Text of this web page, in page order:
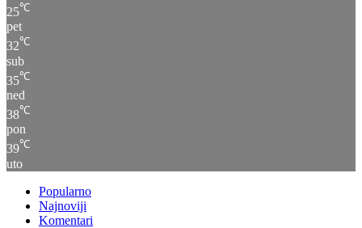
25℃
pet
32℃
sub
35℃
ned
38℃
pon
39℃
uto
Popularno
Najnoviji
Komentari